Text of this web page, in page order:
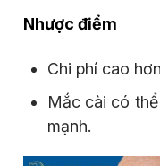
Nhược điểm
Chi phí cao
Mắc cài có
mạnh.